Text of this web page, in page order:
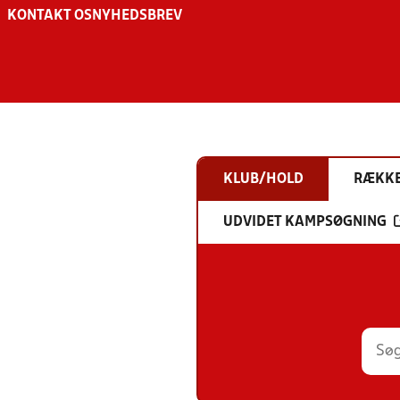
KONTAKT OS NYHEDSBREV
KLUB/HOLD
UDVIDET KAMPSØGNING